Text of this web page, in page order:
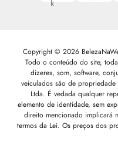
Copyright © 2026
Todo o conteúdo do site,
dizeres, som, software,
veiculados são de
Ltda. É vedada qualquer
elemento de identidade, sem
direito mencionado implicará
termos da Lei. Os preços dos